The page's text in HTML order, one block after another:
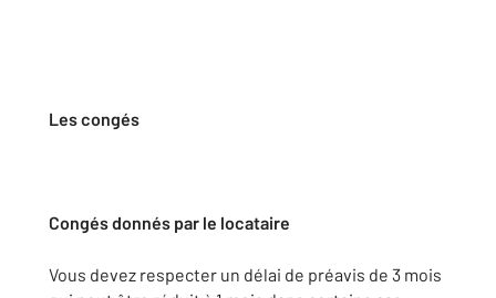
Les congés
Congés donnés par le locataire
Vous devez respecter un délai de préavis de 3 mois